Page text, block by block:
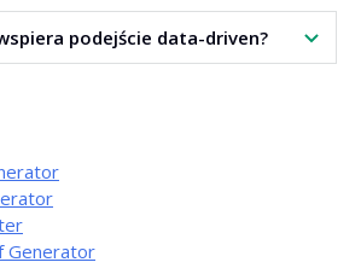
języka i wykrywanie języka.
podejście data-driven?
Generator